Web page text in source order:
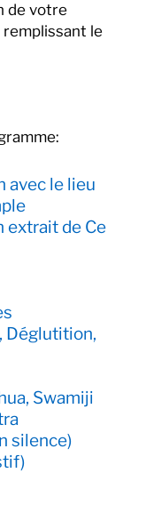
de votre
le
avec le lieu
extrait de Ce
Déglutition,
Swamiji
silence)